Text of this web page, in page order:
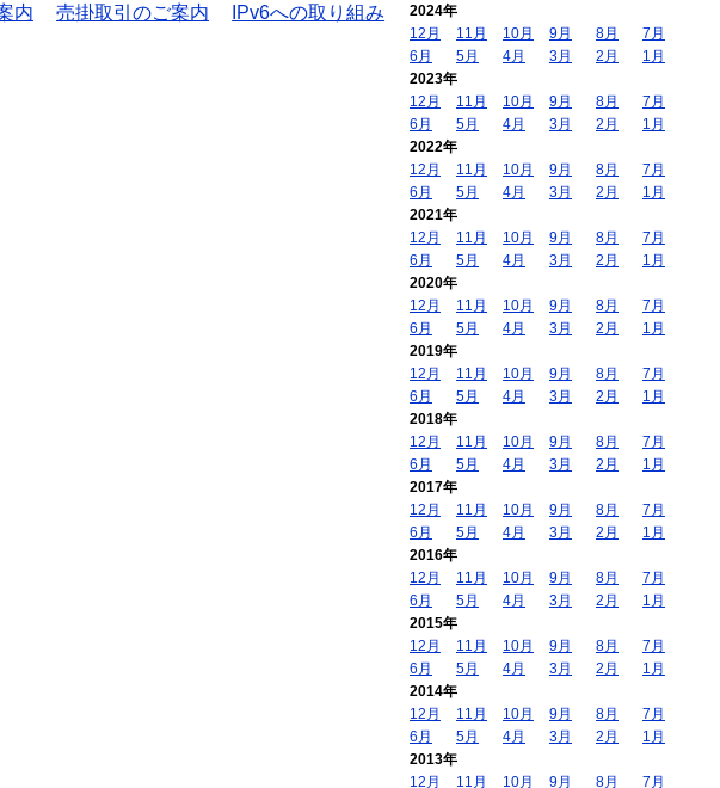
内 売掛取引のご案内
IPv6への取り組み
2024年
12月
11月 10月 9月 8月
7月
6月
5月 4月 3月 2月
1月
2023年
12月
11月 10月 9月 8月
7月
6月
5月 4月 3月 2月
1月
2022年
12月
11月 10月 9月 8月
7月
6月
5月 4月 3月 2月
1月
2021年
12月
11月 10月 9月 8月
7月
6月
5月 4月 3月 2月
1月
2020年
12月
11月 10月 9月 8月
7月
6月
5月 4月 3月 2月
1月
2019年
12月
11月 10月 9月 8月
7月
6月
5月 4月 3月 2月
1月
2018年
12月
11月 10月 9月 8月
7月
6月
5月 4月 3月 2月
1月
2017年
12月
11月 10月 9月 8月
7月
6月
5月 4月 3月 2月
1月
2016年
12月
11月 10月 9月 8月
7月
6月
5月 4月 3月 2月
1月
2015年
12月
11月 10月 9月 8月
7月
6月
5月 4月 3月 2月
1月
2014年
12月
11月 10月 9月 8月
7月
6月
5月 4月 3月 2月
1月
2013年
12月
11月 10月 9月 8月 7月